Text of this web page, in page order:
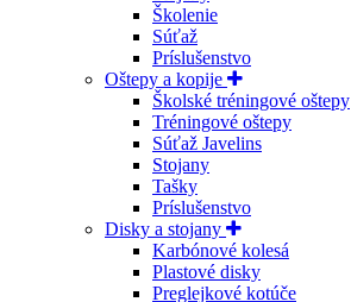
Školenie
Súťaž
Príslušenstvo
Oštepy a kopije
Školské tréningové oštepy
Tréningové oštepy
Súťaž Javelins
Stojany
Tašky
Príslušenstvo
Disky a stojany
Karbónové kolesá
Plastové disky
Preglejkové kotúče